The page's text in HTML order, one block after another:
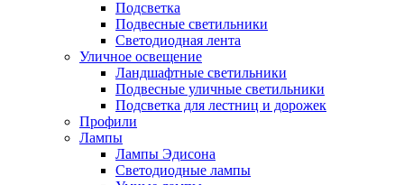
Подсветка
Подвесные светильники
Светодиодная лента
Уличное освещение
Ландшафтные светильники
Подвесные уличные светильники
Подсветка для лестниц и дорожек
Профили
Лампы
Лампы Эдисона
Светодиодные лампы